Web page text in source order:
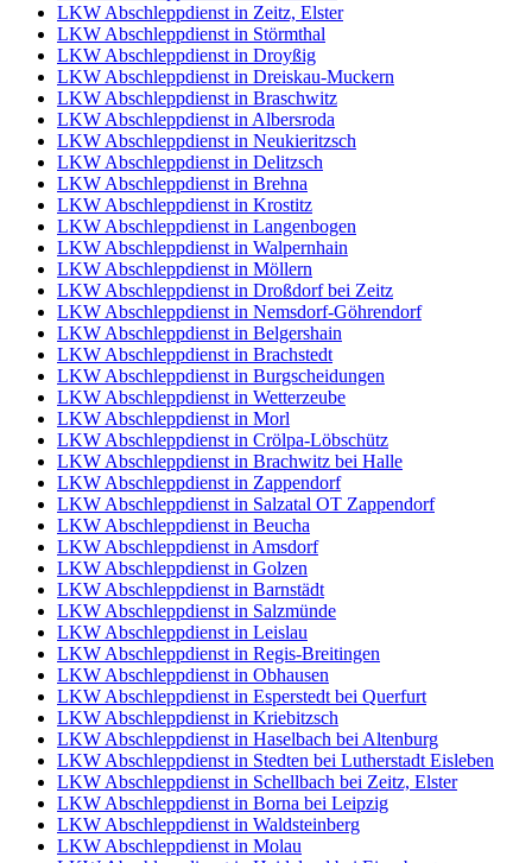
LKW Abschleppdienst in Zeitz, Elster
LKW Abschleppdienst in Störmthal
LKW Abschleppdienst in Droyßig
LKW Abschleppdienst in Dreiskau-Muckern
LKW Abschleppdienst in Braschwitz
LKW Abschleppdienst in Albersroda
LKW Abschleppdienst in Neukieritzsch
LKW Abschleppdienst in Delitzsch
LKW Abschleppdienst in Brehna
LKW Abschleppdienst in Krostitz
LKW Abschleppdienst in Langenbogen
LKW Abschleppdienst in Walpernhain
LKW Abschleppdienst in Möllern
LKW Abschleppdienst in Droßdorf bei Zeitz
LKW Abschleppdienst in Nemsdorf-Göhrendorf
LKW Abschleppdienst in Belgershain
LKW Abschleppdienst in Brachstedt
LKW Abschleppdienst in Burgscheidungen
LKW Abschleppdienst in Wetterzeube
LKW Abschleppdienst in Morl
LKW Abschleppdienst in Crölpa-Löbschütz
LKW Abschleppdienst in Brachwitz bei Halle
LKW Abschleppdienst in Zappendorf
LKW Abschleppdienst in Salzatal OT Zappendorf
LKW Abschleppdienst in Beucha
LKW Abschleppdienst in Amsdorf
LKW Abschleppdienst in Golzen
LKW Abschleppdienst in Barnstädt
LKW Abschleppdienst in Salzmünde
LKW Abschleppdienst in Leislau
LKW Abschleppdienst in Regis-Breitingen
LKW Abschleppdienst in Obhausen
LKW Abschleppdienst in Esperstedt bei Querfurt
LKW Abschleppdienst in Kriebitzsch
LKW Abschleppdienst in Haselbach bei Altenburg
LKW Abschleppdienst in Stedten bei Lutherstadt Eisleben
LKW Abschleppdienst in Schellbach bei Zeitz, Elster
LKW Abschleppdienst in Borna bei Leipzig
LKW Abschleppdienst in Waldsteinberg
LKW Abschleppdienst in Molau